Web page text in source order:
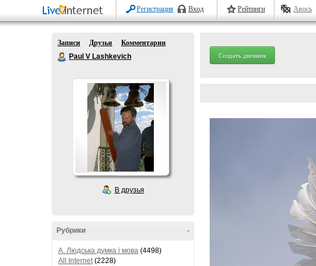
Регистрация Вход Рейтинги Авось
Записи Друзья
Комментарии
Paul V Lashkevich
В друзья
-
Рубрики
A. Людська думка і мова (4498)
All Internet(2228)
Создать дневник